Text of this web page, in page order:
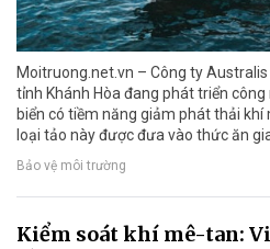
Moitruong.net.vn – Công ty
tỉnh Khánh Hòa đang phát triển
biển có tiềm năng giảm phát thải
loại tảo này được đưa vào thức ăn
Bảo vệ môi trường
Kiểm soát khí mê-tan: